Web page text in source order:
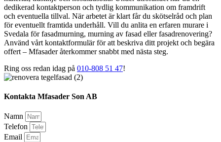
dedikerad kontaktperson och tydlig kommunikation om framdrift
och eventuella tillval. När arbetet är klart får du skötselråd och plan
för eventuellt framtida underhåll. Vill du anlita en erfaren murare i
Svedala för fasadmurning, murning av fasad eller fasadrenovering?
Använd vårt kontaktformulär för att beskriva ditt projekt och begära
offert – Mfasader återkommer snabbt med nästa steg.
Ring oss redan idag på 010-808 51 47!
Kontakta Mfasader Son AB
Namn
Telefon
Email